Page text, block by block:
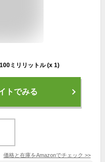
ミリリットル (x 1)
トでみる
価格と在庫をAmazonでチェック >>